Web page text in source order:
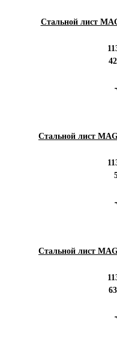
Стальной лист
Стальной лист
Стальной лист